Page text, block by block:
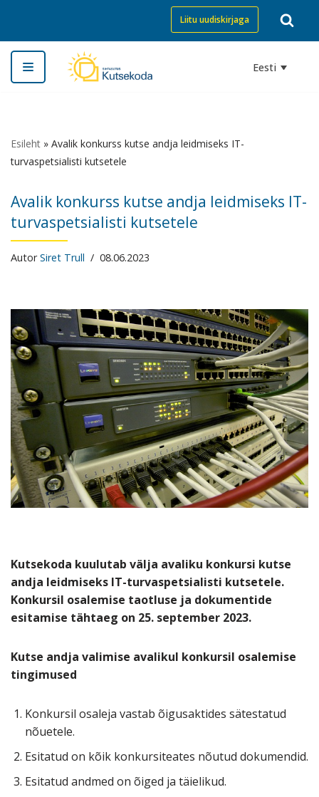
Skip
to
content
Liitu uudiskirjaga
Eesti
Esileht » Avalik konkurss kutse andja leidmiseks IT-
turvaspetsialisti kutsetele
Avalik konkurss kutse andja leidmiseks IT-
turvaspetsialisti kutsetele
AutorSiret Trull 08.06.2023
Kutsekoda kuulutab välja avaliku konkursi kutse
andja leidmiseks IT-turvaspetsialisti kutsetele.
Konkursil osalemise taotluse ja dokumentide
esitamise tähtaeg on 25. september 2023.
Kutse andja valimise avalikul konkursil osalemise
tingimused
Konkursil osaleja vastab õigusaktides sätestatud
nõuetele.
Esitatud on kõik konkursiteates nõutud dokumendid.
Esitatud andmed on õiged ja täielikud.